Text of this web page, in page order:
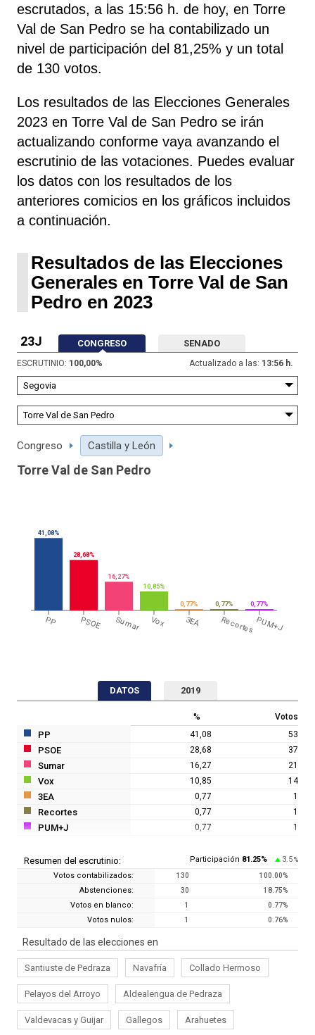
escrutados, a las 15:56 h. de hoy, en Torre
Val de San Pedro se ha contabilizado un
nivel de participación del 81,25% y un total
de 130 votos.
Los resultados de las Elecciones Generales
2023 en Torre Val de San Pedro se irán
actualizando conforme vaya avanzando el
escrutinio de las votaciones. Puedes evaluar
los datos con los resultados de los
anteriores comicios en los gráficos incluidos
a continuación.
Resultados de las Elecciones
Generales en Torre Val de San
Pedro en 2023
23J CONGRESO SENADO
ESCRUTINIO: 100,00% Actualizado a las: 13:56 h.
Congreso Castilla y León
Torre Val de San Pedro
PP PSOE Sumar Vox 3EA RecortesPUM+J
41,08%
28,68%
16,27%
10,85%
0,77% 0,77% 0,77%
DATOS 2019
% Votos
PP 41,08 53
PSOE 28,68 37
Sumar 16,27 21
Vox 10,85 14
3EA 0,77 1
Recortes 0,77 1
PUM+J 0,77 1
Resumen del escrutinio: Participación 81.25% 3.5 %
Votos contabilizados: 130 100.00%
Abstenciones: 30 18.75%
Votos en blanco: 1 0.77%
Votos nulos: 1 0.76%
Resultado de las elecciones en
Santiuste de Pedraza Navafría Collado Hermoso
Pelayos del Arroyo Aldealengua de Pedraza
Valdevacas y Guijar Gallegos Arahuetes